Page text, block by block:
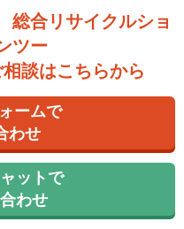
合リサイクルショ
ツー
談はこちらから
ームで
わせ
ットで
わせ